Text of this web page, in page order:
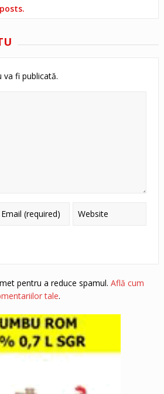
va fi publicată.
pentru a reduce spamul. Află cum
tale.